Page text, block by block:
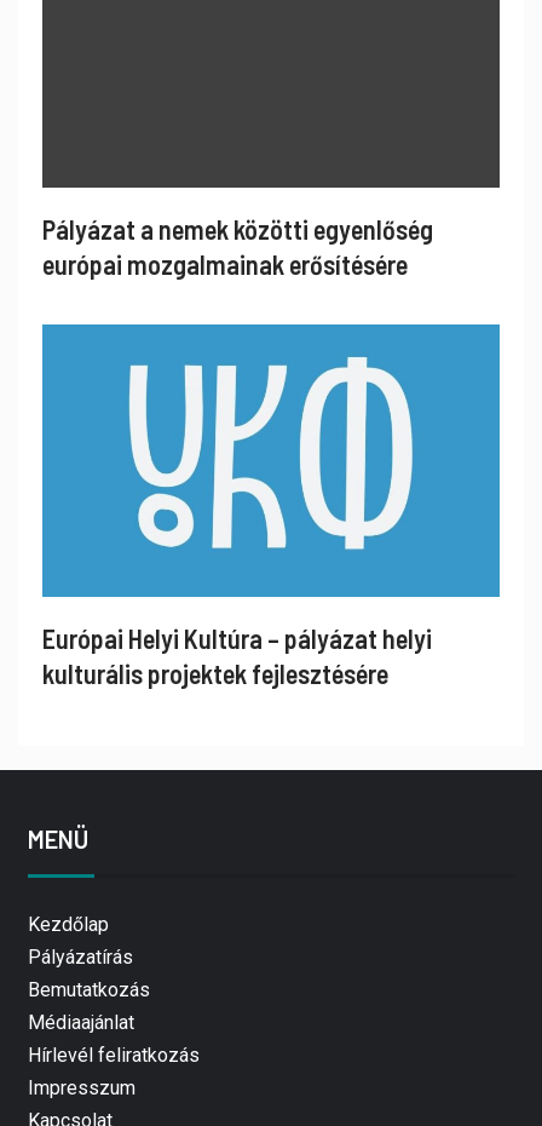
Pályázat a nemek közötti egyenlőség
európai mozgalmainak erősítésére
Európai Helyi Kultúra – pályázat helyi
kulturális projektek fejlesztésére
MENÜ
Kezdőlap
Pályázatírás
Bemutatkozás
Médiaajánlat
Hírlevél feliratkozás
Impresszum
Kapcsolat